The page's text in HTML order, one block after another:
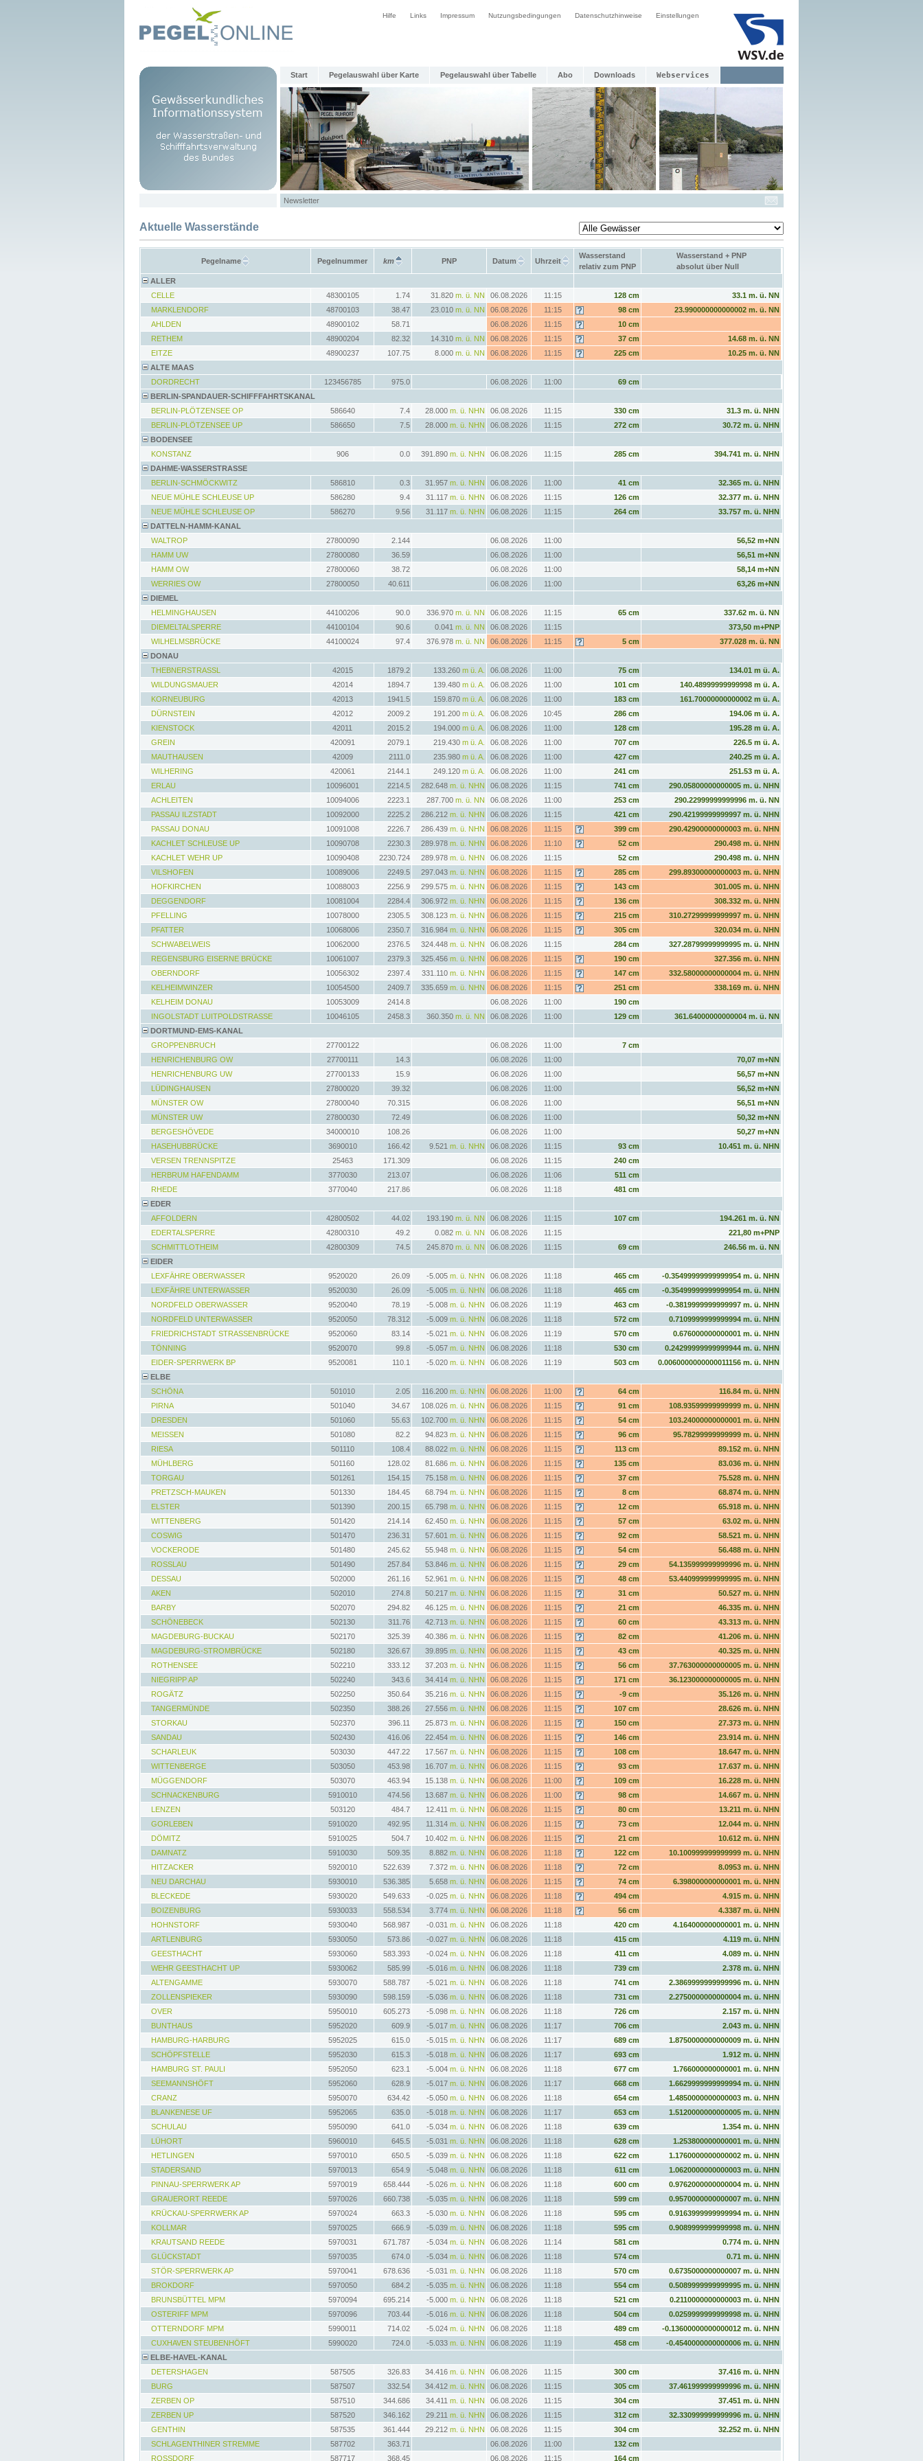
Hilfe Links Impressum Nutzungsbedingungen Datenschutzhinweise Einstellungen
Start Pegelauswahl über Karte Pegelauswahl über Tabelle Abo Downloads Webservices
Newsletter
Aktuelle Wasserstände
Pegelname Pegelnummer km PNP Datum Uhrzeit
Wasserstand
relativ zum PNP
Wasserstand + PNP
absolut über Null
ALLER
CELLE
48300105 1.74 31.820 m. ü. NN 06.08.2026 11:15 128 cm
33.1 m. ü. NN
MARKLENDORF
48700103 38.47 23.010 m. ü. NN 06.08.2026 11:15 98 cm
23.990000000000002 m. ü. NN
AHLDEN
48900102 58.71 06.08.2026 11:15
10 cm
RETHEM
48900204 82.32 14.310 m. ü. NN 06.08.2026 11:15 37 cm
14.68 m. ü. NN
EITZE
48900237 107.75 8.000 m. ü. NN 06.08.2026 11:15 225 cm
10.25 m. ü. NN
ALTE MAAS
DORDRECHT
123456785 975.0 06.08.2026 11:00
69 cm
BERLIN-SPANDAUER-SCHIFFFAHRTSKANAL
BERLIN-PLÖTZENSEE OP
586640 7.4 28.000 m. ü. NHN 06.08.2026 11:15 330 cm
31.3 m. ü. NHN
BERLIN-PLÖTZENSEE UP
586650 7.5 28.000 m. ü. NHN 06.08.2026 11:15 272 cm
30.72 m. ü. NHN
BODENSEE
KONSTANZ
906 0.0 391.890 m. ü. NHN 06.08.2026 11:15 285 cm
394.741 m. ü. NHN
DAHME-WASSERSTRASSE
BERLIN-SCHMÖCKWITZ
586810 0.3 31.957 m. ü. NHN 06.08.2026 11:00 41 cm
32.365 m. ü. NHN
NEUE MÜHLE SCHLEUSE UP
586280 9.4 31.117 m. ü. NHN 06.08.2026 11:15 126 cm
32.377 m. ü. NHN
NEUE MÜHLE SCHLEUSE OP
586270 9.56 31.117 m. ü. NHN 06.08.2026 11:15 264 cm
33.757 m. ü. NHN
DATTELN-HAMM-KANAL
WALTROP
27800090 2.144 06.08.2026 11:00
56,52 m+NN
HAMM UW
27800080 36.59 06.08.2026 11:00
56,51 m+NN
HAMM OW
27800060 38.72 06.08.2026 11:00
58,14 m+NN
WERRIES OW
27800050 40.611 06.08.2026 11:00
63,26 m+NN
DIEMEL
HELMINGHAUSEN
44100206 90.0 336.970 m. ü. NN 06.08.2026 11:15 65 cm
337.62 m. ü. NN
DIEMELTALSPERRE
44100104 90.6 0.041 m. ü. NN 06.08.2026 11:15
373,50 m+PNP
WILHELMSBRÜCKE
44100024 97.4 376.978 m. ü. NN 06.08.2026 11:15 5 cm
377.028 m. ü. NN
DONAU
THEBNERSTRASSL
42015 1879.2 133.260 m ü. A. 06.08.2026 11:00 75 cm
134.01 m ü. A.
WILDUNGSMAUER
42014 1894.7 139.480 m ü. A. 06.08.2026 11:00 101 cm
140.48999999999998 m ü. A.
KORNEUBURG
42013 1941.5 159.870 m ü. A. 06.08.2026 11:00 183 cm
161.70000000000002 m ü. A.
DÜRNSTEIN
42012 2009.2 191.200 m ü. A. 06.08.2026 10:45 286 cm
194.06 m ü. A.
KIENSTOCK
42011 2015.2 194.000 m ü. A. 06.08.2026 11:00 128 cm
195.28 m ü. A.
GREIN
420091 2079.1 219.430 m ü. A. 06.08.2026 11:00 707 cm
226.5 m ü. A.
MAUTHAUSEN
42009 2111.0 235.980 m ü. A. 06.08.2026 11:00 427 cm
240.25 m ü. A.
WILHERING
420061 2144.1 249.120 m ü. A. 06.08.2026 11:00 241 cm
251.53 m ü. A.
ERLAU
10096001 2214.5 282.648 m. ü. NHN 06.08.2026 11:15 741 cm
290.05800000000005 m. ü. NHN
ACHLEITEN
10094006 2223.1 287.700 m. ü. NN 06.08.2026 11:00 253 cm
290.22999999999996 m. ü. NN
PASSAU ILZSTADT
10092000 2225.2 286.212 m. ü. NHN 06.08.2026 11:15 421 cm
290.42199999999997 m. ü. NHN
PASSAU DONAU
10091008 2226.7 286.439 m. ü. NHN 06.08.2026 11:15 399 cm
290.42900000000003 m. ü. NHN
KACHLET SCHLEUSE UP
10090708 2230.3 289.978 m. ü. NHN 06.08.2026 11:10 52 cm
290.498 m. ü. NHN
KACHLET WEHR UP
10090408 2230.724 289.978 m. ü. NHN 06.08.2026 11:15 52 cm
290.498 m. ü. NHN
VILSHOFEN
10089006 2249.5 297.043 m. ü. NHN 06.08.2026 11:15 285 cm
299.89300000000003 m. ü. NHN
HOFKIRCHEN
10088003 2256.9 299.575 m. ü. NHN 06.08.2026 11:15 143 cm
301.005 m. ü. NHN
DEGGENDORF
10081004 2284.4 306.972 m. ü. NHN 06.08.2026 11:15 136 cm
308.332 m. ü. NHN
PFELLING
10078000 2305.5 308.123 m. ü. NHN 06.08.2026 11:15 215 cm
310.27299999999997 m. ü. NHN
PFATTER
10068006 2350.7 316.984 m. ü. NHN 06.08.2026 11:15 305 cm
320.034 m. ü. NHN
SCHWABELWEIS
10062000 2376.5 324.448 m. ü. NHN 06.08.2026 11:15 284 cm
327.28799999999995 m. ü. NHN
REGENSBURG EISERNE BRÜCKE
10061007 2379.3 325.456 m. ü. NHN 06.08.2026 11:15 190 cm
327.356 m. ü. NHN
OBERNDORF
10056302 2397.4 331.110 m. ü. NHN 06.08.2026 11:15 147 cm
332.58000000000004 m. ü. NHN
KELHEIMWINZER
10054500 2409.7 335.659 m. ü. NHN 06.08.2026 11:15 251 cm
338.169 m. ü. NHN
KELHEIM DONAU
10053009 2414.8 06.08.2026 11:00
190 cm
INGOLSTADT LUITPOLDSTRASSE
10046105 2458.3 360.350 m. ü. NN 06.08.2026 11:00 129 cm
361.64000000000004 m. ü. NN
DORTMUND-EMS-KANAL
GROPPENBRUCH
27700122 06.08.2026 11:00
7 cm
HENRICHENBURG OW
27700111 14.3 06.08.2026 11:00
70,07 m+NN
HENRICHENBURG UW
27700133 15.9 06.08.2026 11:00
56,57 m+NN
LÜDINGHAUSEN
27800020 39.32 06.08.2026 11:00
56,52 m+NN
MÜNSTER OW
27800040 70.315 06.08.2026 11:00
56,51 m+NN
MÜNSTER UW
27800030 72.49 06.08.2026 11:00
50,32 m+NN
BERGESHÖVEDE
34000010 108.26 06.08.2026 11:00
50,27 m+NN
HASEHUBBRÜCKE
3690010 166.42 9.521 m. ü. NHN 06.08.2026 11:15 93 cm
10.451 m. ü. NHN
VERSEN TRENNSPITZE
25463 171.309 06.08.2026 11:15
240 cm
HERBRUM HAFENDAMM
3770030 213.07 06.08.2026 11:06
511 cm
RHEDE
3770040 217.86 06.08.2026 11:18
481 cm
EDER
AFFOLDERN
42800502 44.02 193.190 m. ü. NN 06.08.2026 11:15 107 cm
194.261 m. ü. NN
EDERTALSPERRE
42800310 49.2 0.082 m. ü. NN 06.08.2026 11:15
221,80 m+PNP
SCHMITTLOTHEIM
42800309 74.5 245.870 m. ü. NN 06.08.2026 11:15 69 cm
246.56 m. ü. NN
EIDER
LEXFÄHRE OBERWASSER
9520020 26.09 -5.005 m. ü. NHN 06.08.2026 11:18 465 cm
-0.35499999999999954 m. ü. NHN
LEXFÄHRE UNTERWASSER
9520030 26.09 -5.005 m. ü. NHN 06.08.2026 11:18 465 cm
-0.35499999999999954 m. ü. NHN
NORDFELD OBERWASSER
9520040 78.19 -5.008 m. ü. NHN 06.08.2026 11:19 463 cm
-0.3819999999999997 m. ü. NHN
NORDFELD UNTERWASSER
9520050 78.312 -5.009 m. ü. NHN 06.08.2026 11:18 572 cm
0.7109999999999994 m. ü. NHN
FRIEDRICHSTADT STRASSENBRÜCKE
9520060 83.14 -5.021 m. ü. NHN 06.08.2026 11:19 570 cm
0.676000000000001 m. ü. NHN
TÖNNING
9520070 99.8 -5.057 m. ü. NHN 06.08.2026 11:18 530 cm
0.24299999999999944 m. ü. NHN
EIDER-SPERRWERK BP
9520081 110.1 -5.020 m. ü. NHN 06.08.2026 11:19 503 cm
0.0060000000000011156 m. ü. NHN
ELBE
SCHÖNA
501010 2.05 116.200 m. ü. NHN 06.08.2026 11:00 64 cm
116.84 m. ü. NHN
PIRNA
501040 34.67 108.026 m. ü. NHN 06.08.2026 11:15 91 cm
108.93599999999999 m. ü. NHN
DRESDEN
501060 55.63 102.700 m. ü. NHN 06.08.2026 11:15 54 cm
103.24000000000001 m. ü. NHN
MEISSEN
501080 82.2 94.823 m. ü. NHN 06.08.2026 11:15 96 cm
95.78299999999999 m. ü. NHN
RIESA
501110 108.4 88.022 m. ü. NHN 06.08.2026 11:15 113 cm
89.152 m. ü. NHN
MÜHLBERG
501160 128.02 81.686 m. ü. NHN 06.08.2026 11:15 135 cm
83.036 m. ü. NHN
TORGAU
501261 154.15 75.158 m. ü. NHN 06.08.2026 11:15 37 cm
75.528 m. ü. NHN
PRETZSCH-MAUKEN
501330 184.45 68.794 m. ü. NHN 06.08.2026 11:15 8 cm
68.874 m. ü. NHN
ELSTER
501390 200.15 65.798 m. ü. NHN 06.08.2026 11:15 12 cm
65.918 m. ü. NHN
WITTENBERG
501420 214.14 62.450 m. ü. NHN 06.08.2026 11:15 57 cm
63.02 m. ü. NHN
COSWIG
501470 236.31 57.601 m. ü. NHN 06.08.2026 11:15 92 cm
58.521 m. ü. NHN
VOCKERODE
501480 245.62 55.948 m. ü. NHN 06.08.2026 11:15 54 cm
56.488 m. ü. NHN
ROSSLAU
501490 257.84 53.846 m. ü. NHN 06.08.2026 11:15 29 cm
54.135999999999996 m. ü. NHN
DESSAU
502000 261.16 52.961 m. ü. NHN 06.08.2026 11:15 48 cm
53.440999999999995 m. ü. NHN
AKEN
502010 274.8 50.217 m. ü. NHN 06.08.2026 11:15 31 cm
50.527 m. ü. NHN
BARBY
502070 294.82 46.125 m. ü. NHN 06.08.2026 11:15 21 cm
46.335 m. ü. NHN
SCHÖNEBECK
502130 311.76 42.713 m. ü. NHN 06.08.2026 11:15 60 cm
43.313 m. ü. NHN
MAGDEBURG-BUCKAU
502170 325.39 40.386 m. ü. NHN 06.08.2026 11:15 82 cm
41.206 m. ü. NHN
MAGDEBURG-STROMBRÜCKE
502180 326.67 39.895 m. ü. NHN 06.08.2026 11:15 43 cm
40.325 m. ü. NHN
ROTHENSEE
502210 333.12 37.203 m. ü. NHN 06.08.2026 11:15 56 cm
37.763000000000005 m. ü. NHN
NIEGRIPP AP
502240 343.6 34.414 m. ü. NHN 06.08.2026 11:15 171 cm
36.123000000000005 m. ü. NHN
ROGÄTZ
502250 350.64 35.216 m. ü. NHN 06.08.2026 11:15 -9 cm
35.126 m. ü. NHN
TANGERMÜNDE
502350 388.26 27.556 m. ü. NHN 06.08.2026 11:15 107 cm
28.626 m. ü. NHN
STORKAU
502370 396.11 25.873 m. ü. NHN 06.08.2026 11:15 150 cm
27.373 m. ü. NHN
SANDAU
502430 416.06 22.454 m. ü. NHN 06.08.2026 11:15 146 cm
23.914 m. ü. NHN
SCHARLEUK
503030 447.22 17.567 m. ü. NHN 06.08.2026 11:15 108 cm
18.647 m. ü. NHN
WITTENBERGE
503050 453.98 16.707 m. ü. NHN 06.08.2026 11:15 93 cm
17.637 m. ü. NHN
MÜGGENDORF
503070 463.94 15.138 m. ü. NHN 06.08.2026 11:00 109 cm
16.228 m. ü. NHN
SCHNACKENBURG
5910010 474.56 13.687 m. ü. NHN 06.08.2026 11:00 98 cm
14.667 m. ü. NHN
LENZEN
503120 484.7 12.411 m. ü. NHN 06.08.2026 11:15 80 cm
13.211 m. ü. NHN
GORLEBEN
5910020 492.95 11.314 m. ü. NHN 06.08.2026 11:15 73 cm
12.044 m. ü. NHN
DÖMITZ
5910025 504.7 10.402 m. ü. NHN 06.08.2026 11:15 21 cm
10.612 m. ü. NHN
DAMNATZ
5910030 509.35 8.882 m. ü. NHN 06.08.2026 11:18 122 cm
10.100999999999999 m. ü. NHN
HITZACKER
5920010 522.639 7.372 m. ü. NHN 06.08.2026 11:18 72 cm
8.0953 m. ü. NHN
NEU DARCHAU
5930010 536.385 5.658 m. ü. NHN 06.08.2026 11:15 74 cm
6.398000000000001 m. ü. NHN
BLECKEDE
5930020 549.633 -0.025 m. ü. NHN 06.08.2026 11:18 494 cm
4.915 m. ü. NHN
BOIZENBURG
5930033 558.534 3.774 m. ü. NHN 06.08.2026 11:18 56 cm
4.3387 m. ü. NHN
HOHNSTORF
5930040 568.987 -0.031 m. ü. NHN 06.08.2026 11:18 420 cm
4.164000000000001 m. ü. NHN
ARTLENBURG
5930050 573.86 -0.027 m. ü. NHN 06.08.2026 11:18 415 cm
4.119 m. ü. NHN
GEESTHACHT
5930060 583.393 -0.024 m. ü. NHN 06.08.2026 11:18 411 cm
4.089 m. ü. NHN
WEHR GEESTHACHT UP
5930062 585.99 -5.016 m. ü. NHN 06.08.2026 11:18 739 cm
2.378 m. ü. NHN
ALTENGAMME
5930070 588.787 -5.021 m. ü. NHN 06.08.2026 11:18 741 cm
2.3869999999999996 m. ü. NHN
ZOLLENSPIEKER
5930090 598.159 -5.036 m. ü. NHN 06.08.2026 11:18 731 cm
2.2750000000000004 m. ü. NHN
OVER
5950010 605.273 -5.098 m. ü. NHN 06.08.2026 11:18 726 cm
2.157 m. ü. NHN
BUNTHAUS
5952020 609.9 -5.017 m. ü. NHN 06.08.2026 11:17 706 cm
2.043 m. ü. NHN
HAMBURG-HARBURG
5952025 615.0 -5.015 m. ü. NHN 06.08.2026 11:17 689 cm
1.8750000000000009 m. ü. NHN
SCHÖPFSTELLE
5952030 615.3 -5.018 m. ü. NHN 06.08.2026 11:17 693 cm
1.912 m. ü. NHN
HAMBURG ST. PAULI
5952050 623.1 -5.004 m. ü. NHN 06.08.2026 11:18 677 cm
1.766000000000001 m. ü. NHN
SEEMANNSHÖFT
5952060 628.9 -5.017 m. ü. NHN 06.08.2026 11:17 668 cm
1.6629999999999994 m. ü. NHN
CRANZ
5950070 634.42 -5.050 m. ü. NHN 06.08.2026 11:18 654 cm
1.4850000000000003 m. ü. NHN
BLANKENESE UF
5952065 635.0 -5.018 m. ü. NHN 06.08.2026 11:17 653 cm
1.5120000000000005 m. ü. NHN
SCHULAU
5950090 641.0 -5.034 m. ü. NHN 06.08.2026 11:18 639 cm
1.354 m. ü. NHN
LÜHORT
5960010 645.5 -5.031 m. ü. NHN 06.08.2026 11:18 628 cm
1.253800000000001 m. ü. NHN
HETLINGEN
5970010 650.5 -5.039 m. ü. NHN 06.08.2026 11:18 622 cm
1.1760000000000002 m. ü. NHN
STADERSAND
5970013 654.9 -5.048 m. ü. NHN 06.08.2026 11:18 611 cm
1.0620000000000003 m. ü. NHN
PINNAU-SPERRWERK AP
5970019 658.444 -5.026 m. ü. NHN 06.08.2026 11:18 600 cm
0.9762000000000004 m. ü. NHN
GRAUERORT REEDE
5970026 660.738 -5.035 m. ü. NHN 06.08.2026 11:18 599 cm
0.9570000000000007 m. ü. NHN
KRÜCKAU-SPERRWERK AP
5970024 663.3 -5.030 m. ü. NHN 06.08.2026 11:18 595 cm
0.9163999999999994 m. ü. NHN
KOLLMAR
5970025 666.9 -5.039 m. ü. NHN 06.08.2026 11:18 595 cm
0.9089999999999998 m. ü. NHN
KRAUTSAND REEDE
5970031 671.787 -5.034 m. ü. NHN 06.08.2026 11:14 581 cm
0.774 m. ü. NHN
GLÜCKSTADT
5970035 674.0 -5.034 m. ü. NHN 06.08.2026 11:18 574 cm
0.71 m. ü. NHN
STÖR-SPERRWERK AP
5970041 678.636 -5.031 m. ü. NHN 06.08.2026 11:18 570 cm
0.6735000000000007 m. ü. NHN
BROKDORF
5970050 684.2 -5.035 m. ü. NHN 06.08.2026 11:18 554 cm
0.5089999999999995 m. ü. NHN
BRUNSBÜTTEL MPM
5970094 695.214 -5.000 m. ü. NHN 06.08.2026 11:18 521 cm
0.2110000000000003 m. ü. NHN
OSTERIFF MPM
5970096 703.44 -5.016 m. ü. NHN 06.08.2026 11:18 504 cm
0.0259999999999998 m. ü. NHN
OTTERNDORF MPM
5990011 714.02 -5.024 m. ü. NHN 06.08.2026 11:18 489 cm
-0.13600000000000012 m. ü. NHN
CUXHAVEN STEUBENHÖFT
5990020 724.0 -5.033 m. ü. NHN 06.08.2026 11:19 458 cm
-0.4540000000000006 m. ü. NHN
ELBE-HAVEL-KANAL
DETERSHAGEN
587505 326.83 34.416 m. ü. NHN 06.08.2026 11:15 300 cm
37.416 m. ü. NHN
BURG
587507 332.54 34.412 m. ü. NHN 06.08.2026 11:15 305 cm
37.461999999999996 m. ü. NHN
ZERBEN OP
587510 344.686 34.411 m. ü. NHN 06.08.2026 11:15 304 cm
37.451 m. ü. NHN
ZERBEN UP
587520 346.162 29.211 m. ü. NHN 06.08.2026 11:15 312 cm
32.330999999999996 m. ü. NHN
GENTHIN
587535 361.444 29.212 m. ü. NHN 06.08.2026 11:15 304 cm
32.252 m. ü. NHN
SCHLAGENTHINER STREMME
587702 363.71 06.08.2026 11:00
132 cm
ROSSDORF
587717 368.45 06.08.2026 11:15 164 cm